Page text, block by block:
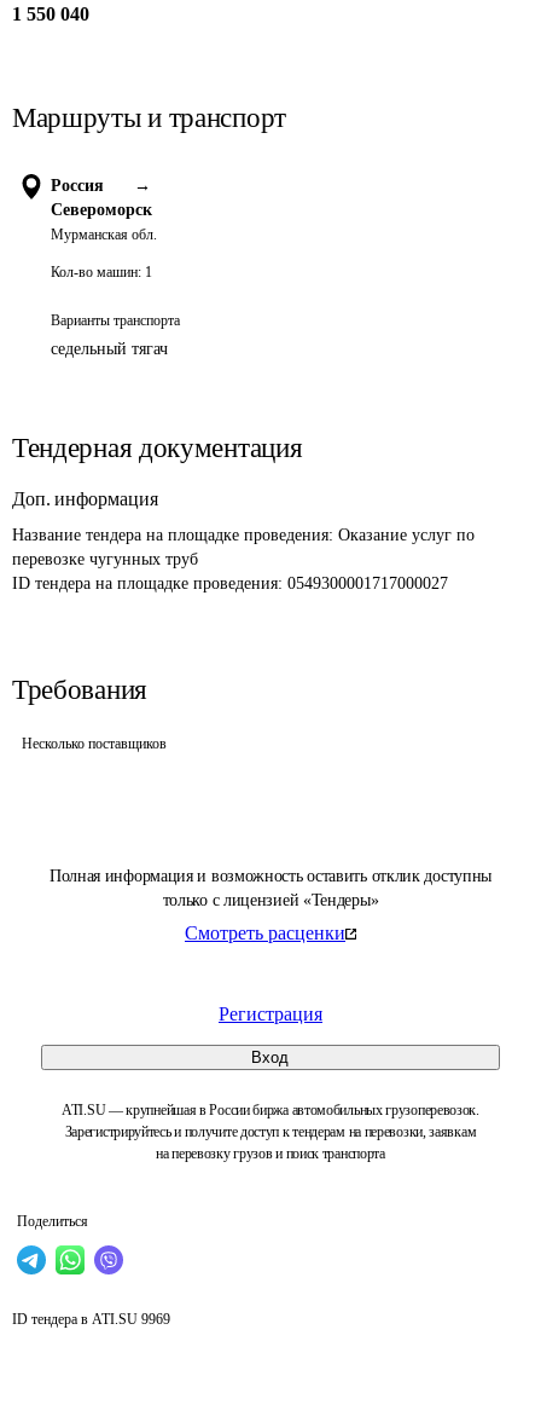
Полная информация и возможность оставить отклик доступны
только с лицензией «Тендеры»
Смотреть расценки
Регистрация
Вход
ATI.SU — крупнейшая в России биржа автомобильных грузоперевозок.
Зарегистрируйтесь и получите доступ к тендерам на перевозки, заявкам
на перевозку грузов и поиск транспорта
Поделиться
1 550 040
Маршруты и транспорт
Россия
→
Североморск
Мурманская обл.
Кол-во машин: 1
Варианты транспорта
седельный тягач
Тендерная документация
Доп. информация
Название тендера на площадке проведения: Оказание услуг по
перевозке чугунных труб
ID тендера на площадке проведения: 0549300001717000027
Требования
Несколько поставщиков
ID тендера в ATI.SU 9969